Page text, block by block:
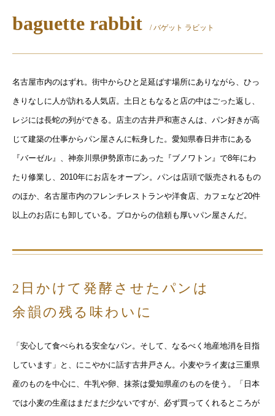
baguette rabbit / バゲット ラビット
名古屋市内のはずれ。街中からひと足延ばす場所にありながら、ひっ
きりなしに人が訪れる人気店。土日ともなると店の中はごった返し、
レジには長蛇の列ができる。店主の古井戸和憲さんは、パン好きが高
じて建築の仕事からパン屋さんに転身した。愛知県春日井市にある
『バーゼル』、神奈川県伊勢原市にあった『ブノワトン』で8年にわ
たり修業し、2010年にお店をオープン。パンは店頭で販売されるもの
のほか、名古屋市内のフレンチレストランや洋食店、カフェなど20件
以上のお店にも卸している。プロからの信頼も厚いパン屋さんだ。
2日かけて発酵させたパンは
余韻の残る味わいに
「安心して食べられる安全なパン。そして、なるべく地産地消を目指
しています」と、にこやかに話す古井戸さん。小麦やライ麦は三重県
産のものを中心に、牛乳や卵、抹茶は愛知県産のものを使う。「日本
では小麦の生産はまだまだ少ないですが、必ず買ってくれるところが